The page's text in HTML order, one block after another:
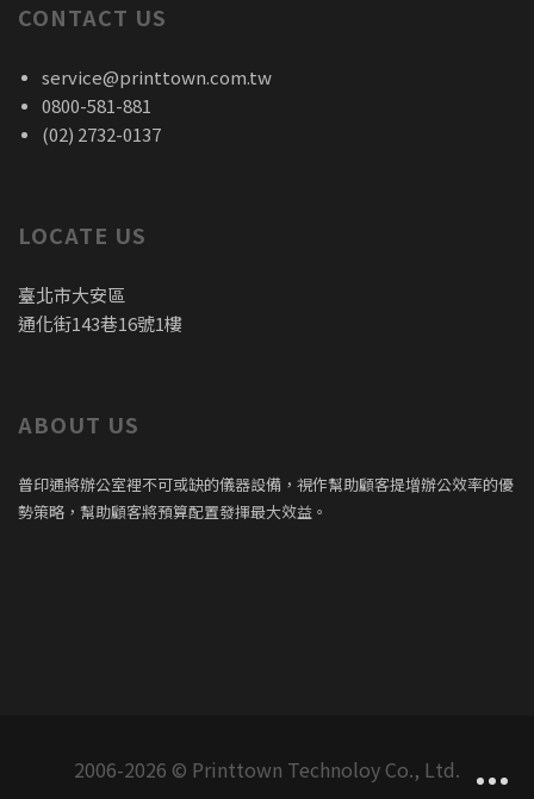
CONTACT US
service@printtown.com.tw
0800-581-881
(02) 2732-0137
LOCATE US
臺北市大安區
通化街143巷16號1樓
ABOUT US
普印通將辦公室裡不可或缺的儀器設備，視作幫助顧客提增辦公效率的優
勢策略，幫助顧客將預算配置發揮最大效益。
2006-2026 © Printtown Technoloy Co., Ltd.